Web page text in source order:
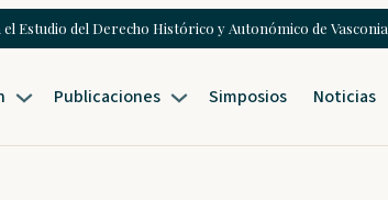
Estudio del Derecho Histórico y Autonómico de Vasconia
Publicaciones Simposios Noticias